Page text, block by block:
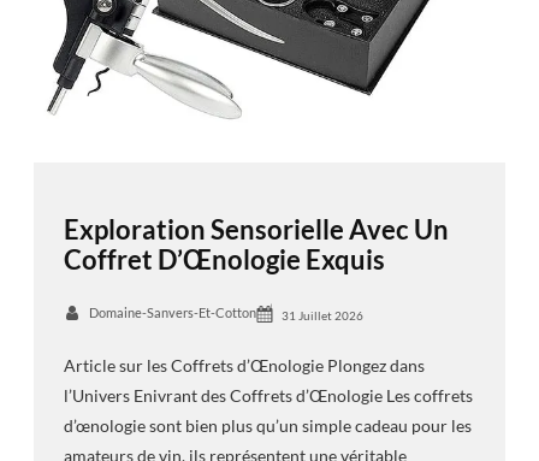
Exploration Sensorielle Avec Un
Coffret D’Œnologie Exquis
Domaine-Sanvers-Et-Cotton 31 Juillet 2026
Article sur les Coffrets d’Œnologie Plongez dans
l’Univers Enivrant des Coffrets d’Œnologie Les coffrets
d’œnologie sont bien plus qu’un simple cadeau pour les
amateurs de vin, ils représentent une véritable